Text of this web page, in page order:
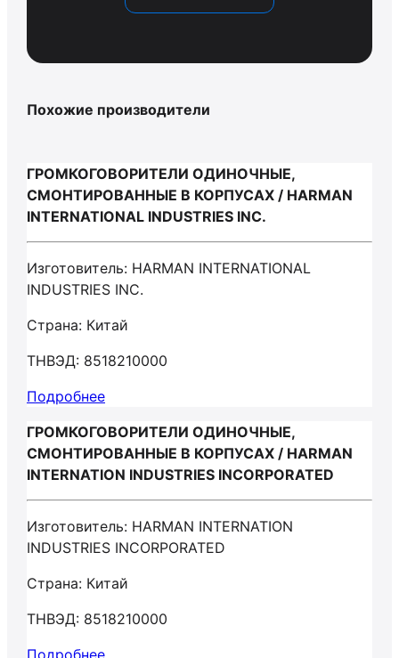
Похожие производители
ГРОМКОГОВОРИТЕЛИ ОДИНОЧНЫЕ,
СМОНТИРОВАННЫЕ В КОРПУСАХ / HARMAN
INTERNATIONAL INDUSTRIES INC.
Изготовитель: HARMAN INTERNATIONAL
INDUSTRIES INC.
Страна: Китай
ТНВЭД: 8518210000
Подробнее
ГРОМКОГОВОРИТЕЛИ ОДИНОЧНЫЕ,
СМОНТИРОВАННЫЕ В КОРПУСАХ / HARMAN
INTERNATION INDUSTRIES INCORPORATED
Изготовитель: HARMAN INTERNATION
INDUSTRIES INCORPORATED
Страна: Китай
ТНВЭД: 8518210000
Подробнее